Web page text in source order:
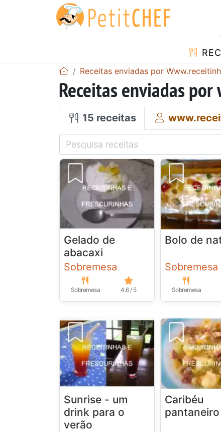
Receitas enviadas por
Receitas enviadas
15 receitas
Gelado de
abacaxi
Sobremesa
Sobremesa 4.6 / 5
Bolo de
Sobremesa
Sobremesa
Sunrise - um
drink para o
verão
Caribéu
pantaneiro